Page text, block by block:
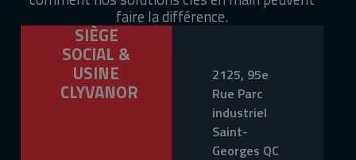
faire la différence.
SIÈGE
SOCIAL &
USINE
CLYVANOR
2125, 95e
Rue Parc
industriel
Saint-
Georges QC